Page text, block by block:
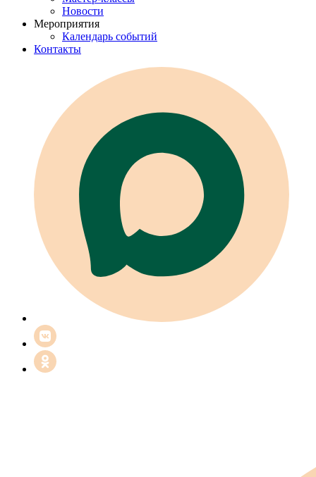
Новости
Мероприятия
Календарь событий
Контакты